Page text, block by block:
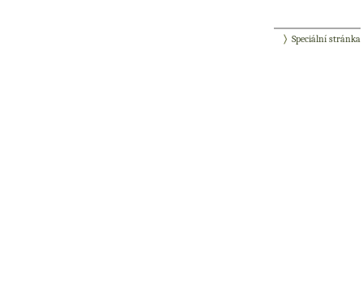
Speciální stránka